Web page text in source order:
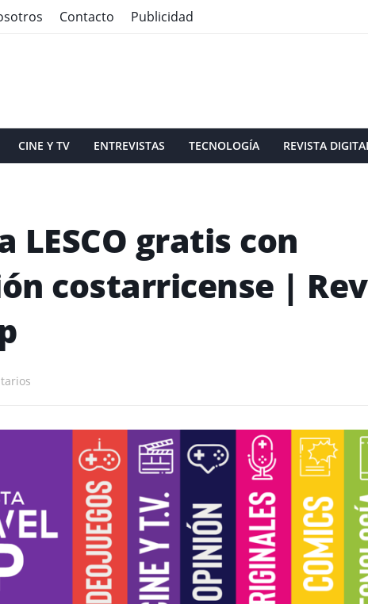
Contacto Publicidad
CINE Y TV ENTREVISTAS TECNOLOGÍA REVISTA
LESCO gratis con
costarricense |